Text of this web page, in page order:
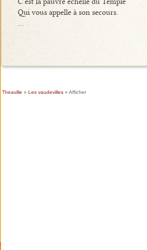
Qui vous appelle à son secours.
…
Theaville » Les vaudevilles» Afficher